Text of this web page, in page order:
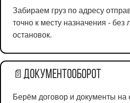
Забираем груз по адресу
точно к месту назначения - без
остановок.
📄 Документооборот
Берём договор и документы на